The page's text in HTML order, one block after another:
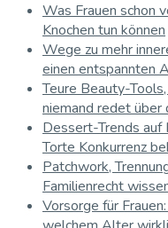
Was Frauen schon
Knochen tun können
Wege zu mehr
einen entspannten
Teure Beauty-
niemand redet über
Dessert-Trends auf
Torte Konkurrenz
Patchwork,
Familienrecht
Vorsorge für